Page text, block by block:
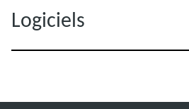
Logiciels